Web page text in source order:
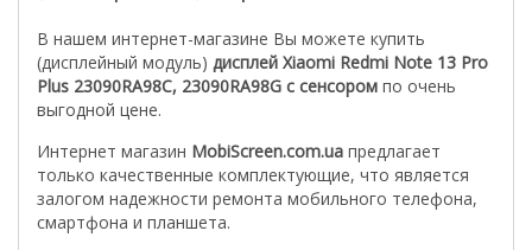
В нашем интернет-магазине Вы можете купить
(дисплейный модуль) дисплей Xiaomi Redmi Note 13 Pro
Plus 23090RA98C, 23090RA98G с сенсором по очень
выгодной цене.
Интернет магазин MobiScreen.com.ua предлагает
только качественные комплектующие, что является
залогом надежности ремонта мобильного телефона,
смартфона и планшета.